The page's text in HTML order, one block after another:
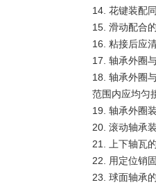
14. 花键装配
15. 滑动配合
16. 粘接后应
17. 轴承外圈
18. 轴承外圈
范围内应均匀
19. 轴承外圈
20. 滚动轴承
21. 上下轴瓦
22. 用定位销
23. 球面轴承